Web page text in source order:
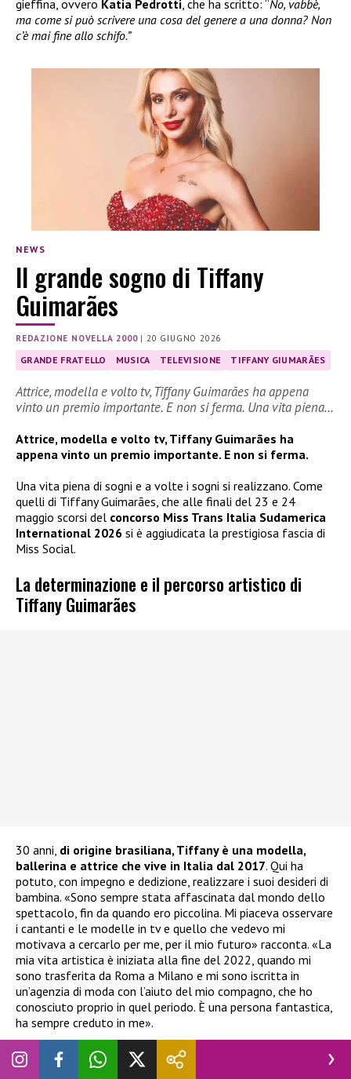
gieffina, ovvero Katia Pedrotti, che ha scritto: “No, vabbè,
ma come si può scrivere una cosa del genere a una donna? Non
c’è mai fine allo schifo.”
NEWS
Il grande sogno di Tiffany
Guimarães
REDAZIONE NOVELLA 2000| 20 GIUGNO 2026
GRANDE FRATELLO MUSICA TELEVISIONE TIFFANY GIUMARÃES
Attrice, modella e volto tv, Tiffany Guimarães ha appena
vinto un premio importante. E non si ferma. Una vita piena…
Attrice, modella e volto tv, Tiffany Guimarães ha
appena vinto un premio importante. E non si ferma.
Una vita piena di sogni e a volte i sogni si realizzano. Come
quelli di Tiffany Guimarães, che alle finali del 23 e 24
maggio scorsi del concorso Miss Trans Italia Sudamerica
International 2026 si è aggiudicata la prestigiosa fascia di
Miss Social.
La determinazione e il percorso artistico di
Tiffany Guimarães
30 anni, di origine brasiliana, Tiffany è una modella,
ballerina e attrice che vive in Italia dal 2017. Qui ha
potuto, con impegno e dedizione, realizzare i suoi desideri di
bambina. «Sono sempre stata affascinata dal mondo dello
spettacolo, fin da quando ero piccolina. Mi piaceva osservare
i cantanti e le modelle in tv e quello che vedevo mi
motivava a cercarlo per me, per il mio futuro» racconta. «La
mia vita artistica è iniziata alla fine del 2022, quando mi
sono trasferita da Roma a Milano e mi sono iscritta in
un’agenzia di moda con l’aiuto del mio compagno, che ho
conosciuto proprio in quel periodo. È una persona fantastica,
ha sempre creduto in me».
Dai palcoscenici musicali alla tv: i successi di